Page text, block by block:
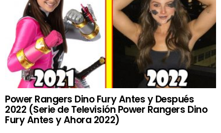
Power Rangers Dino Fury Antes y Después
2022 (Serie de Televisión Power Rangers Dino
Fury Antes y Ahora 2022)